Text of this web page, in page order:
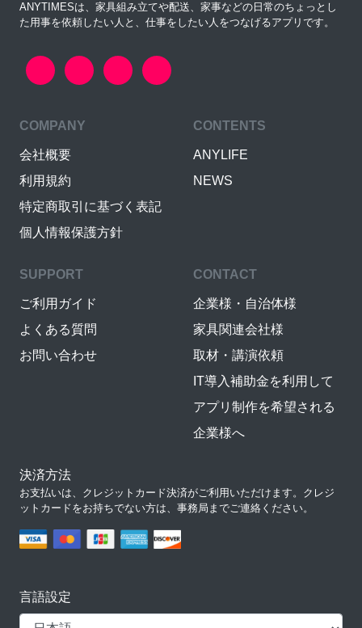
ANYTIMESは、家具組み立てや配送、家事などの日常のちょっとし
た用事を依頼したい人と、仕事をしたい人をつなげるアプリです。
COMPANY
会社概要
利用規約
特定商取引に基づく表記
個人情報保護方針
CONTENTS
ANYLIFE
NEWS
SUPPORT
ご利用ガイド
よくある質問
お問い合わせ
CONTACT
企業様・自治体様
家具関連会社様
取材・講演依頼
IT導入補助金を利用して
アプリ制作を希望される
企業様へ
決済方法
お支払いは、クレジットカード決済がご利用いただけます。クレジ
ットカードをお持ちでない方は、事務局までご連絡ください。
言語設定